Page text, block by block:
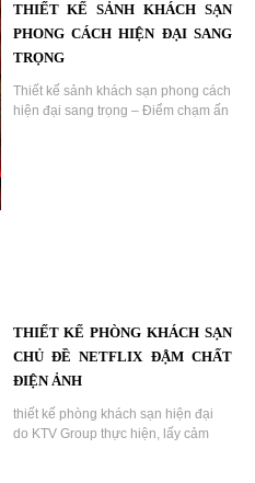
Với Giường Tròn Và Ánh Sáng Đỏ
Quyến Rũ...
THIẾT KẾ SẢNH KHÁCH SẠN
PHONG CÁCH HIỆN ĐẠI SANG
TRỌNG
Thiết kế sảnh khách sạn phong cách
hiện đại sang trọng – Điểm chạm ấn
THIẾT KẾ PHÒNG KHÁCH SẠN
CHỦ ĐỀ NETFLIX ĐẬM CHẤT
ĐIỆN ẢNH
thiết kế phòng khách sạn hiện đại
do KTV Group thực hiện, lấy cảm